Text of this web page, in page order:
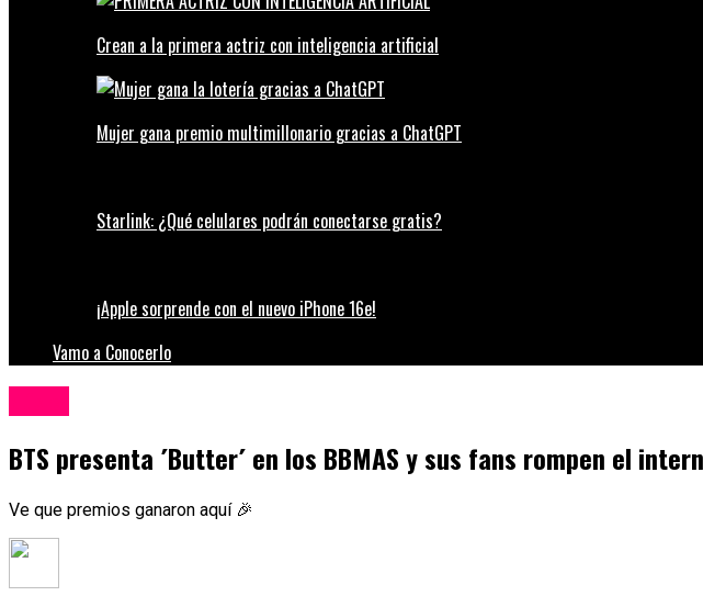
Crean a la primera actriz con inteligencia artificial
Mujer gana premio multimillonario gracias a ChatGPT
Starlink: ¿Qué celulares podrán conectarse gratis?
¡Apple sorprende con el nuevo iPhone 16e!
Vamo a Conocerlo
BTS presenta ´Butter´ en los BBMAS y sus fans rompen el
Ve que premios ganaron aquí 🎉